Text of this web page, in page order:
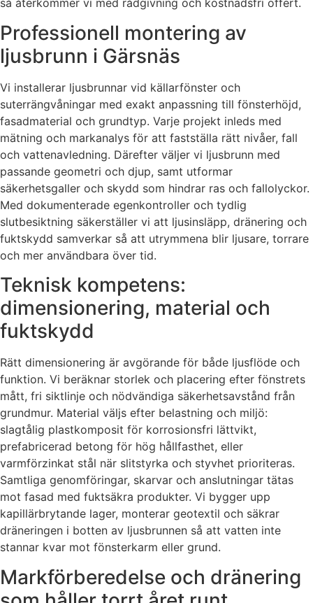
så återkommer vi med rådgivning och kostnadsfri offert.
Professionell montering av
ljusbrunn i Gärsnäs
Vi installerar ljusbrunnar vid källarfönster och
suterrängvåningar med exakt anpassning till fönsterhöjd,
fasadmaterial och grundtyp. Varje projekt inleds med
mätning och markanalys för att fastställa rätt nivåer, fall
och vattenavledning. Därefter väljer vi ljusbrunn med
passande geometri och djup, samt utformar
säkerhetsgaller och skydd som hindrar ras och fallolyckor.
Med dokumenterade egenkontroller och tydlig
slutbesiktning säkerställer vi att ljusinsläpp, dränering och
fuktskydd samverkar så att utrymmena blir ljusare, torrare
och mer användbara över tid.
Teknisk kompetens:
dimensionering, material och
fuktskydd
Rätt dimensionering är avgörande för både ljusflöde och
funktion. Vi beräknar storlek och placering efter fönstrets
mått, fri siktlinje och nödvändiga säkerhetsavstånd från
grundmur. Material väljs efter belastning och miljö:
slagtålig plastkomposit för korrosionsfri lättvikt,
prefabricerad betong för hög hållfasthet, eller
varmförzinkat stål när slitstyrka och styvhet prioriteras.
Samtliga genomföringar, skarvar och anslutningar tätas
mot fasad med fuktsäkra produkter. Vi bygger upp
kapillärbrytande lager, monterar geotextil och säkrar
dräneringen i botten av ljusbrunnen så att vatten inte
stannar kvar mot fönsterkarm eller grund.
Markförberedelse och dränering